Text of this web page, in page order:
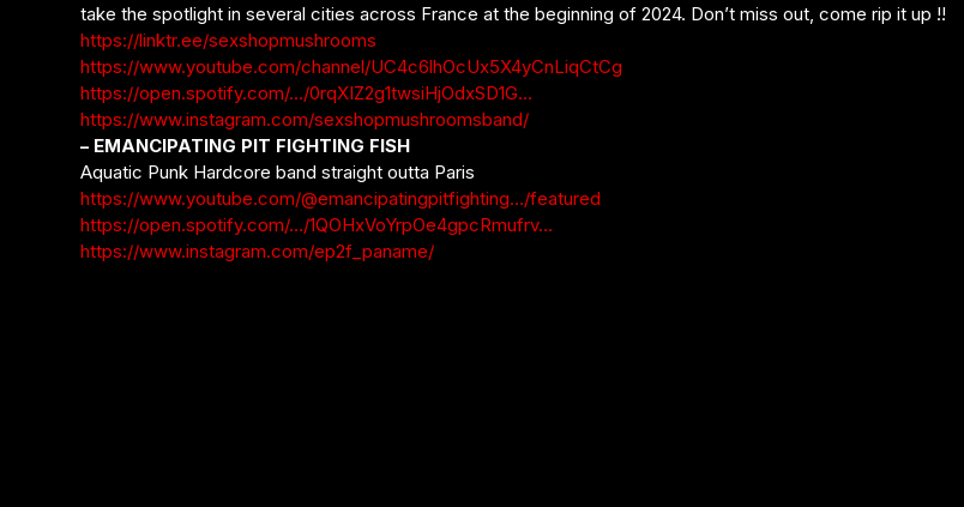
take the spotlight in several cities across France at the beginning of 2024. Don’t miss out, come rip it up !!
https://linktr.ee/sexshopmushrooms
https://www.youtube.com/channel/UC4c6lhOcUx5X4yCnLiqCtCg
https://open.spotify.com/…/0rqXIZ2g1twsiHjOdxSD1G…
https://www.instagram.com/sexshopmushroomsband/
– EMANCIPATING PIT FIGHTING FISH
Aquatic Punk Hardcore band straight outta Paris
https://www.youtube.com/@emancipatingpitfighting…/featured
https://open.spotify.com/…/1QOHxVoYrpOe4gpcRmufrv…
https://www.instagram.com/ep2f_paname/